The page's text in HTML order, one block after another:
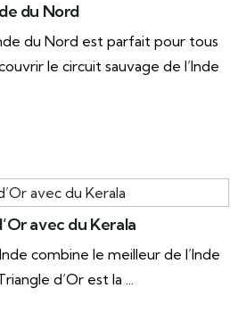
du Nord
du Nord est parfait pour tous
le circuit sauvage de l’Inde
avec du Kerala
combine le meilleur de l’Inde
d’Or est la ...